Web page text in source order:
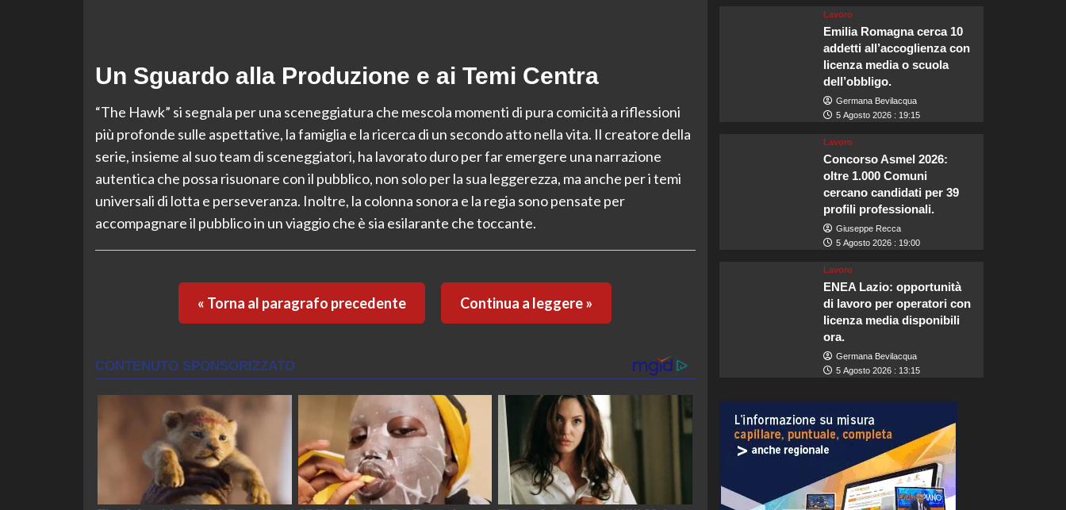
Un Sguardo alla Produzione e ai Temi Centra
“The Hawk” si segnala per una sceneggiatura che mescola momenti di pura comicità a riflessioni
più profonde sulle aspettative, la famiglia e la ricerca di un secondo atto nella vita. Il creatore della
serie, insieme al suo team di sceneggiatori, ha lavorato duro per far emergere una narrazione
autentica che possa risuonare con il pubblico, non solo per la sua leggerezza, ma anche per i temi
universali di lotta e perseveranza. Inoltre, la colonna sonora e la regia sono pensate per
accompagnare il pubblico in un viaggio che è sia esilarante che toccante.
« Torna al paragrafo precedente Continua a leggere »
Lavoro
Emilia Romagna cerca 10
addetti all’accoglienza con
licenza media o scuola
dell’obbligo.
Germana Bevilacqua
5 Agosto 2026 : 19:15
Lavoro
Concorso Asmel 2026:
oltre 1.000 Comuni
cercano candidati per 39
profili professionali.
Giuseppe Recca
5 Agosto 2026 : 19:00
Lavoro
ENEA Lazio: opportunità
di lavoro per operatori con
licenza media disponibili
ora.
Germana Bevilacqua
5 Agosto 2026 : 13:15